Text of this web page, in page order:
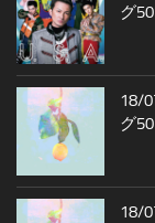
グ50
18/
グ50
18/